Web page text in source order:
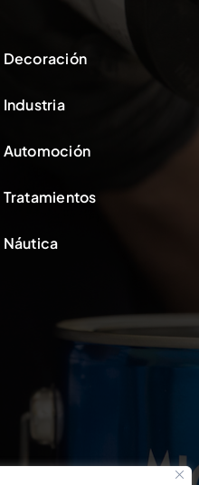
Decoración
Industria
Automoción
Tratamientos
Náutica